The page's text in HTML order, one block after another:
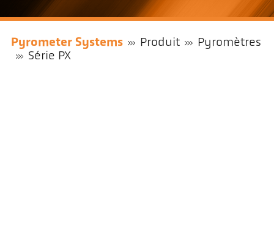
Pyrometer Systems Produit
Pyromètres
Série PX